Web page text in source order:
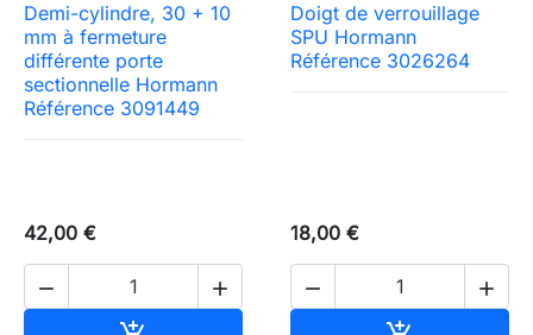
Demi-cylindre, 30 + 10
mm à fermeture
différente porte
sectionnelle Hormann
Référence 3091449
42,00 €
 
Doigt de verrouillage
SPU Hormann
Référence 3026264
18,00 €
 